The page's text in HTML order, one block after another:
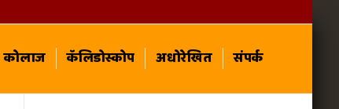
कोलाज कॅलिडोस्कोप अधोरेखित संपर्क